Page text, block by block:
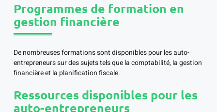
Programmes de formation en
gestion financière
De nombreuses formations sont disponibles pour les auto-
entrepreneurs sur des sujets tels que la comptabilité, la gestion
financière et la planification fiscale.
Ressources disponibles pour les
auto-entrepreneurs